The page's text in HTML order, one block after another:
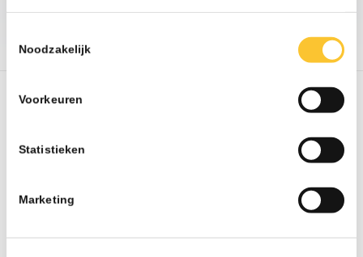
Noodzakelijk
Voorkeuren
Statistieken
Marketing
Met professionele verzuimbegeleiding wordt u op
het gebied van ziekteverzuim volledig ontzorgd.
SalarisPluspunt begeleidt het traject vanaf de